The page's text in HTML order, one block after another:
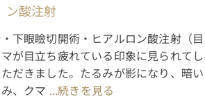
ン酸注射
下眼瞼切開術・ヒアルロン酸注射（目
が目立ち疲れている印象に見られてし
だきました。たるみが影になり、暗い
、クマ ...続きを見る